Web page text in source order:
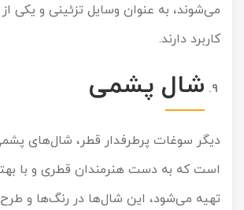
می‌شوند، به عنوان وسایل تزئینی و یکی
کاربرد دارند.
شال پشمی
دیگر سوغات پرطرفدار قطر، شال‌های
است که به دست هنرمندان قطری و با
تهیه می‌شود، این شال‌ها در رنگ‌ها و